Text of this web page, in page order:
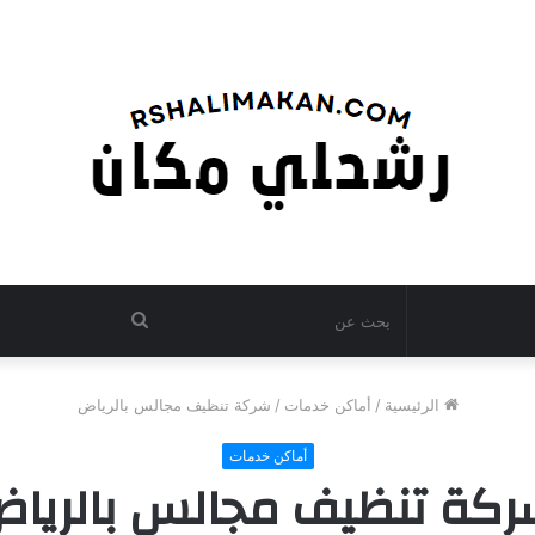
بحث
الرئيسية / أماكن خدمات / شركة تنظيف مجالس بالرياض
أماكن خدمات
تنظيف مجالس